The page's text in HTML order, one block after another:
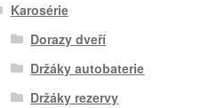
Karosérie
Dorazy dveří
Držáky autobaterie
Držáky rezervy